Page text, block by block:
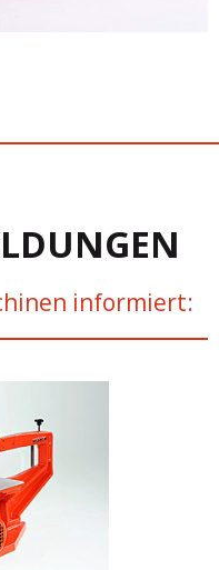
informiert: